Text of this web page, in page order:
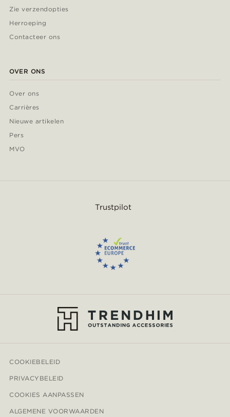
Zie verzendopties
Herroeping
Contacteer ons
OVER ONS
Over ons
Carrières
Nieuwe artikelen
Pers
MVO
Trustpilot
COOKIEBELEID
PRIVACYBELEID
COOKIES AANPASSEN
ALGEMENE VOORWAARDEN